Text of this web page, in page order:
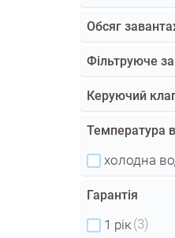
Обсяг
Фільтруюче
Керуючий
Температура
холодна
Гарантія
1 рік(3)